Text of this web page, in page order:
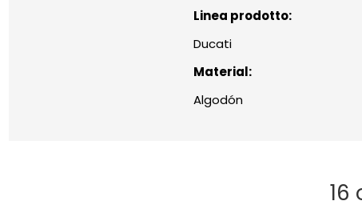
Linea prodotto:
Ducati
Material:
Algodón
16